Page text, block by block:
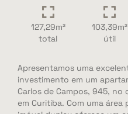
127,29m²
total
103,39m²
útil
Apresentamos uma
investimento em um
Carlos de Campos, 945,
em Curitiba. Com uma área